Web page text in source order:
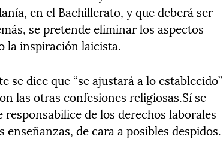
en el Bachillerato, y que deberá ser
se pretende eliminar los aspectos
la inspiración laicista.
se dice que “se ajustará a lo establecido”
las otras confesiones religiosas.Sí se
de los derechos laborales
de cara a posibles despidos.